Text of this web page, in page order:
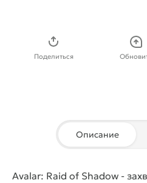
Поделиться
Описание
Avalar: Raid of Shadow -